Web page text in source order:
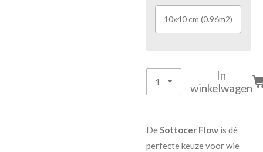
10x40 cm (0.96m2)
In
winkelwagen
DeSottocer Flow is dé
perfecte keuze voor wie